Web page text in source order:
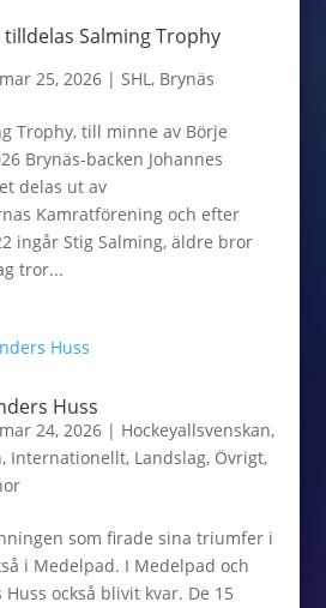
tilldelas Salming Trophy
mar 25, 2026| SHL, Brynäs
Trophy, till minne av Börje
Brynäs-backen Johannes
delas ut av
Kamratförening och efter
ingår Stig Salming, äldre bror
tror...
Huss
mar 24, 2026| Hockeyallsvenskan,
, Internationellt, Landslag, Övrigt,
som firade sina triumfer i
i Medelpad. I Medelpad och
också blivit kvar. De 15